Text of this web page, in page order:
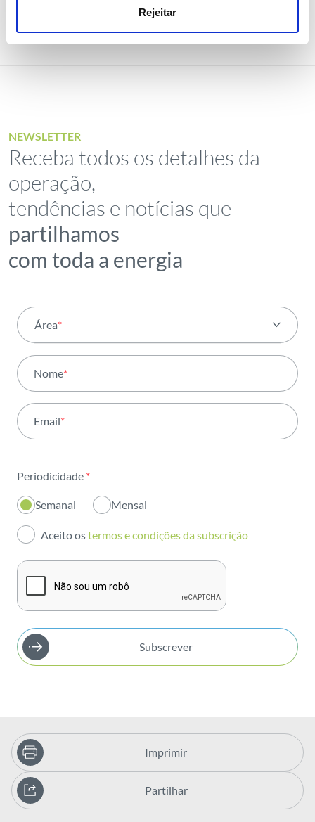
Rejeitar
NEWSLETTER
Receba todos os detalhes da
operação,
tendências e notícias que
partilhamos
com toda a energia
Área*
Atividade
Institucional
Inovação
Investidores
Publicações
Nome*
Email*
Periodicidade *
Semanal Mensal
Aceito ostermos e condições da subscrição
Subscrever
Imprimir
Partilhar